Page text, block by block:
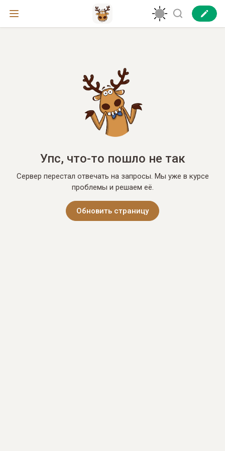
Упс, что-то пошло не так
Сервер перестал отвечать на запросы. Мы уже в курсе
проблемы и решаем её.
Обновить страницу